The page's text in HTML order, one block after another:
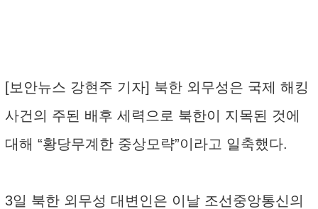
[보안뉴스 강현주 기자] 북한 외무성은 국제 해킹
사건의 주된 배후 세력으로 북한이 지목된 것에
대해 “황당무계한 중상모략”이라고 일축했다.
3일 북한 외무성 대변인은 이날 조선중앙통신의